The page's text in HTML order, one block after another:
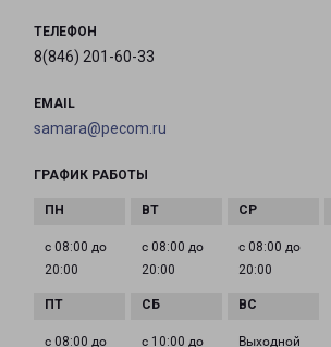
ТЕЛЕФОН
8(846) 201-60-33
EMAIL
samara@pecom.ru
ГРАФИК РАБОТЫ
с 08:00 до
20:00
с 08:00 до
20:00
с 08:00 до
20:00
с 08:00 до с 10:00 до Выходной